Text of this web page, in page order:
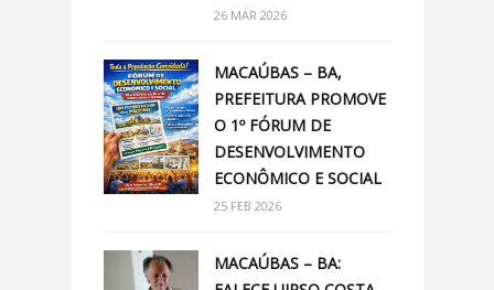
26 MAR 2026
MACAÚBAS – BA,
PREFEITURA PROMOVE
O 1º FÓRUM DE
DESENVOLVIMENTO
ECONÔMICO E SOCIAL
25 FEB 2026
MACAÚBAS – BA: